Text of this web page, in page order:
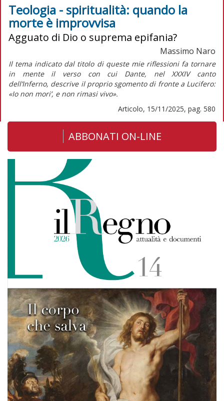
Teologia - spiritualità: quando la
morte è improvvisa
Agguato di Dio o suprema epifania?
Massimo Naro
Il tema indicato dal titolo di queste mie riflessioni fa tornare
in mente il verso con cui Dante, nel XXXIV canto
dell’Inferno, descrive il proprio sgomento di fronte a Lucifero:
«Io non mori’, e non rimasi vivo».
Articolo, 15/11/2025, pag. 580
ABBONATI ON-LINE